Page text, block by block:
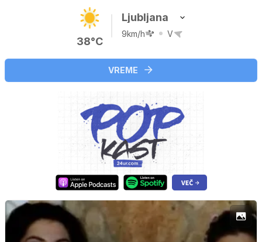
38°C
Ljubljana
9km/h V
VREME